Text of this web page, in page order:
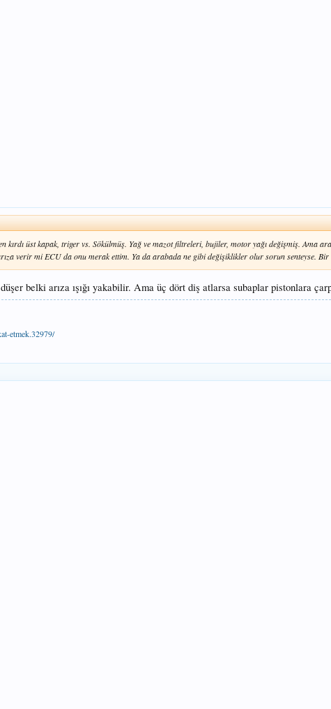
üst kapak, triger vs. Sökülmüş. Yağ ve mazot filtreleri, bujiler, motor yağı değişmiş. Ama
verir mi ECU da onu merak ettim. Ya da arabada ne gibi değişiklikler olur sorun senteyse.
belki arıza ışığı yakabilir. Ama üç dört diş atlarsa subaplar pistonlara
etmek.32979/